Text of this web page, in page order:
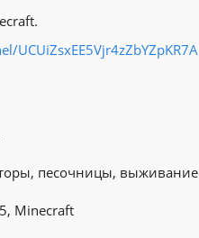
песочницы, выживание
Minecraft